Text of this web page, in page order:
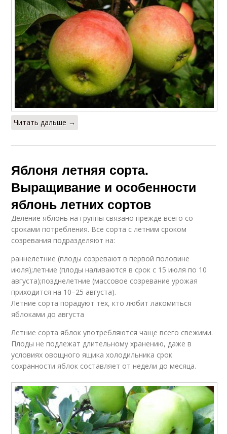
Читать дальше →
Яблоня летняя сорта.
Выращивание и особенности
яблонь летних сортов
Деление яблонь на группы связано прежде всего со
сроками потребления. Все сорта с летним сроком
созревания подразделяют на:
раннелетние (плоды созревают в первой половине
июля);летние (плоды наливаются в срок с 15 июля по 10
августа);позднелетние (массовое созревание урожая
приходится на 10–25 августа).
Летние сорта порадуют тех, кто любит лакомиться
яблоками до августа
Летние сорта яблок употребляются чаще всего свежими.
Плоды не подлежат длительному хранению, даже в
условиях овощного ящика холодильника срок
сохранности яблок составляет от недели до месяца.